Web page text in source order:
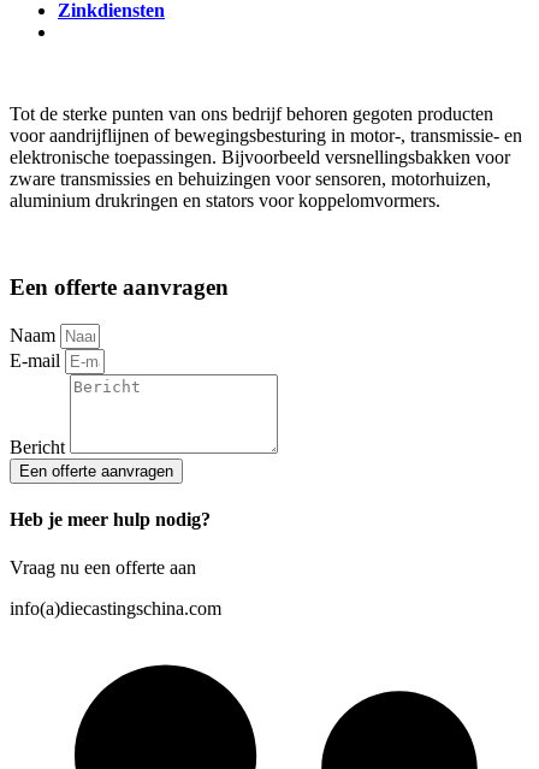
Zinkdiensten
Tot de sterke punten van ons bedrijf behoren gegoten producten
voor aandrijflijnen of bewegingsbesturing in motor-, transmissie- en
elektronische toepassingen. Bijvoorbeeld versnellingsbakken voor
zware transmissies en behuizingen voor sensoren, motorhuizen,
aluminium drukringen en stators voor koppelomvormers.
Een offerte aanvragen
Naam
E-mail
Bericht
Een offerte aanvragen
Heb je meer hulp nodig?
Vraag nu een offerte aan
info(a)diecastingschina.com